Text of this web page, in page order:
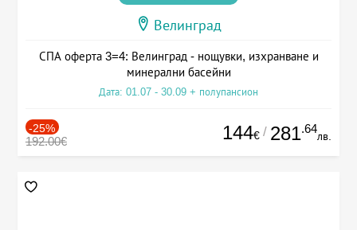
Велинград
СПА оферта 3=4: Велинград - нощувки, изхранване и
минерални басейни
Дата: 01.07 - 30.09 + полупансион
-25%
192.00€ 144€ / 281.64
лв.